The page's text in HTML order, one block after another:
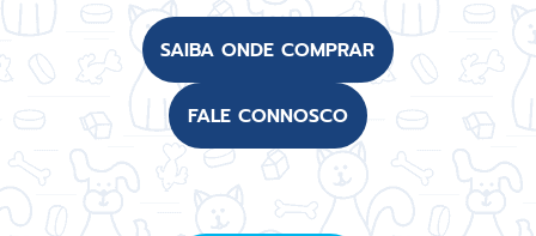
SAIBA ONDE COMPRAR
FALE CONNOSCO